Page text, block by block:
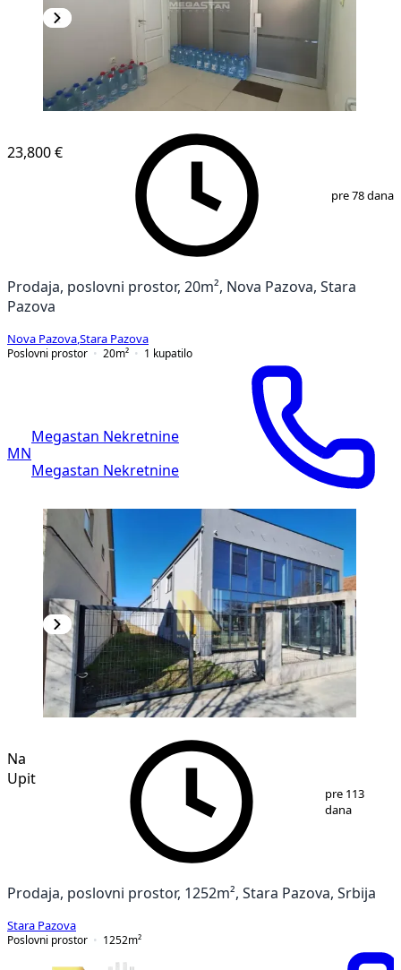
23,800 €
pre 78 dana
Prodaja, poslovni prostor, 20m², Nova Pazova, Stara
Pazova
Nova Pazova Stara Pazova
Poslovni prostor
20m² 1 kupatilo
MN
Megastan Nekretnine
Megastan Nekretnine
Na
Upit
pre 113
dana
Prodaja, poslovni prostor, 1252m², Stara Pazova, Srbija
Stara Pazova
Poslovni prostor
1252m²